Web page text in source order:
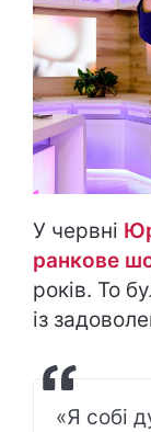
У червні
ранкове
років. То
із
«Я собі